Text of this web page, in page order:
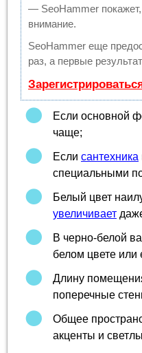
— SeoHammer покажет,
внимание.
SeoHammer еще
раз, а первые
Если основной
чаще;
Если сантехника
специальными
Белый цвет
увеличивает
В черно-белой
белом цвете или
Длину
поперечные
Общее
акценты и